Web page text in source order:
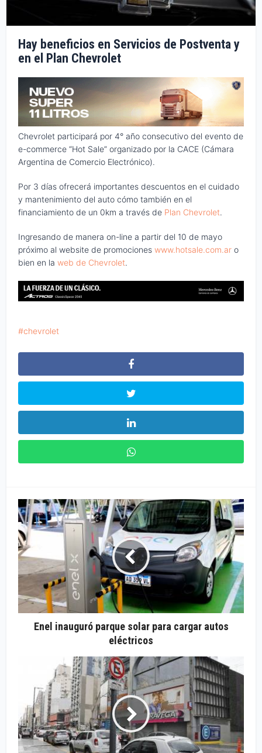
Hay beneficios en Servicios de Postventa y
en el Plan Chevrolet
Chevrolet participará por 4° año consecutivo del evento de
e-commerce “Hot Sale” organizado por la CACE (Cámara
Argentina de Comercio Electrónico).
Por 3 días ofrecerá importantes descuentos en el cuidado
y mantenimiento del auto cómo también en el
financiamiento de un 0km a través de Plan Chevrolet.
Ingresando de manera on-line a partir del 10 de mayo
próximo al website de promocioneswww.hotsale.com.ar o
bien en laweb de Chevrolet.
chevrolet
Enel inauguró parque solar para cargar autos
eléctricos